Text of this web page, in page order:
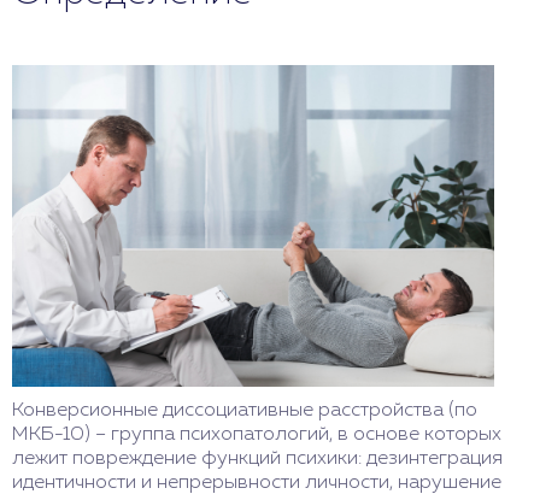
Конверсионные диссоциативные расстройства (по
МКБ-10) – группа психопатологий, в основе которых
лежит повреждение функций психики: дезинтеграция
идентичности и непрерывности личности, нарушение